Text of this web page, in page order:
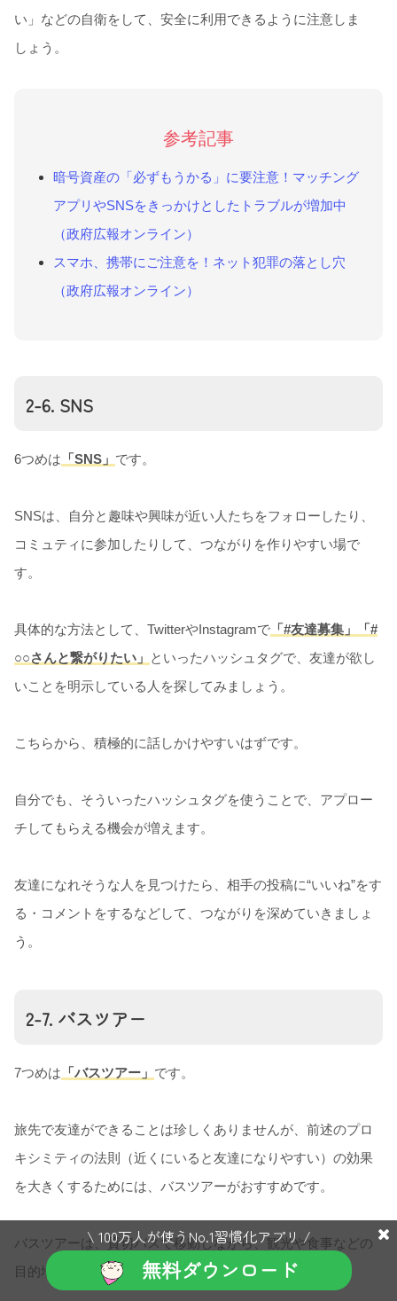
い」などの自衛をして、安全に利用できるように注意しま
しょう。
参考記事
暗号資産の「必ずもうかる」に要注意！マッチング
アプリやSNSをきっかけとしたトラブルが増加中
（政府広報オンライン）
スマホ、携帯にご注意を！ネット犯罪の落とし穴
（政府広報オンライン）
2-6. SNS
6つめは 「SNS」 です。
SNSは、自分と趣味や興味が近い人たちをフォローしたり、
コミュティに参加したりして、つながりを作りやすい場で
す。
具体的な方法として、TwitterやInstagramで 「#友達募集」「#
○○さんと繋がりたい」 といったハッシュタグで、友達が欲し
いことを明示している人を探してみましょう。
こちらから、積極的に話しかけやすいはずです。
自分でも、そういったハッシュタグを使うことで、アプロー
チしてもらえる機会が増えます。
友達になれそうな人を見つけたら、相手の投稿に“いいね”をす
る・コメントをするなどして、つながりを深めていきましょ
う。
2-7. バスツアー
7つめは 「バスツアー」 です。
旅先で友達ができることは珍しくありませんが、前述のプロ
キシミティの法則（近くにいると友達になりやすい）の効果
を大きくするためには、バスツアーがおすすめです。
バスツアーは、貸切バスで移動しながら、観光や食事などの
目的地をめぐる形式の旅行パックです。
\ 100万人が使うNo.1習慣化アプリ /
無料ダウンロード